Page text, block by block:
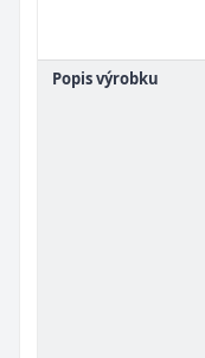
Popis výrobku